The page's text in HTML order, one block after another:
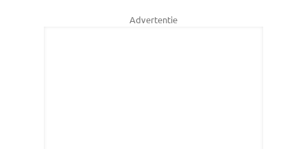
Advertentie